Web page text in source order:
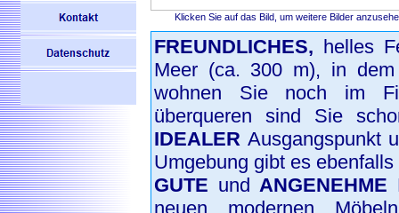
Klicken Sie auf das Bild, um weitere Bilder
FREUNDLICHES, helles
Meer (ca. 300 m), in
wohnen Sie noch im
überqueren sind Sie
IDEALERAusgangspunkt
Umgebung gibt es
GUTE undANGENEHME
neuen modernen